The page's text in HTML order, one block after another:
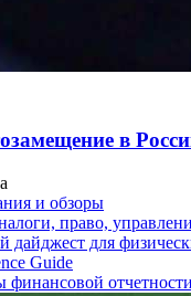
в
и обзоры
право,
дайджест для
Guide
финансовой